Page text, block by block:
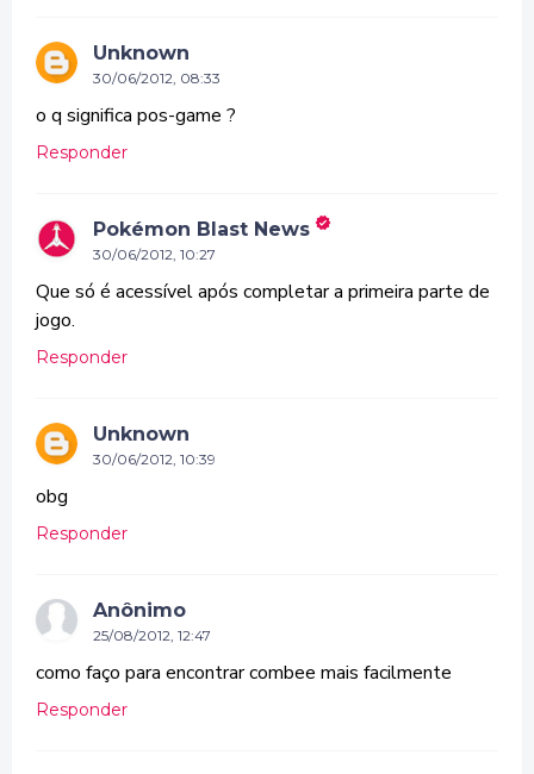
Unknown
30/06/2012, 08:33
o q significa pos-game ?
Responder
Pokémon Blast News
30/06/2012, 10:27
Que só é acessível após completar a primeira parte de
jogo.
Responder
Unknown
30/06/2012, 10:39
obg
Responder
Anônimo
25/08/2012, 12:47
como faço para encontrar combee mais facilmente
Responder